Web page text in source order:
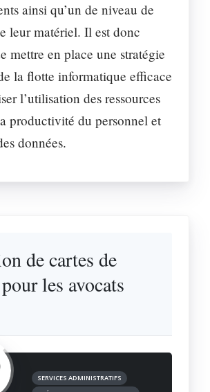
ainsi qu’un de niveau de
leur matériel. Il est donc
mettre en place une stratégie
la flotte informatique efficace
l’utilisation des ressources
productivité du personnel et
données.
de cartes de
les avocats
SERVICES ADMINISTRATIFS